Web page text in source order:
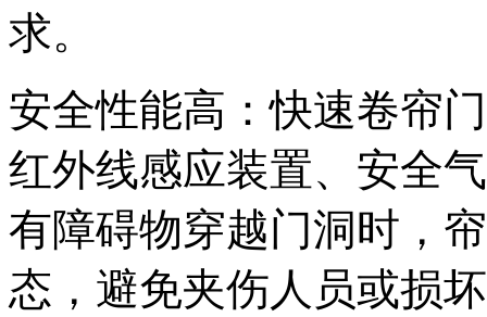
求。
安全性能高：快速卷帘
红外线感应装置、安全
有障碍物穿越门洞时，
态，避免夹伤人员或损